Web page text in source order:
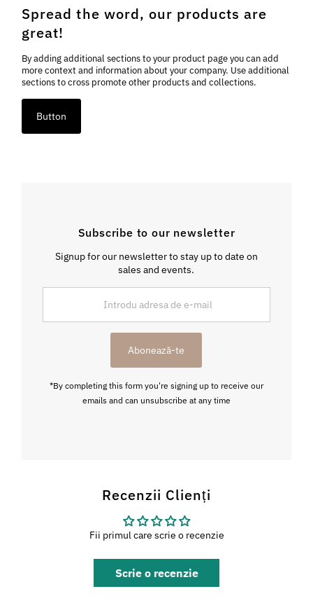
Spread the word, our products are
great!
By adding additional sections to your product page you can add
more context and information about your company. Use additional
sections to cross promote other products and collections.
Button
Subscribe to our newsletter
Signup for our newsletter to stay up to date on
sales and events.
de
Abonează-te
*By completing this form you're signing up to receive our
emails and can unsubscribe at any time
Recenzii Clienți
Fii primul care scrie o recenzie
Scrie o recenzie